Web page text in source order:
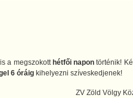
a megszokott hétfői napon történik!
6 óráig kihelyezni szíveskedjenek!
ZV Zöld Völgy